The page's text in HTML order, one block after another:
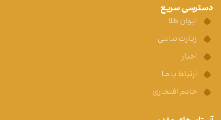
دسترسی سریع
ایوان طلا
زیارت نیابتی
اخبار
ارتباط با ما
خادم افتخاری